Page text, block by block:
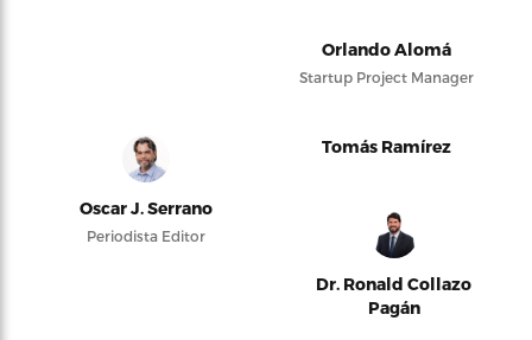
Orlando Alomá
Startup Project Manager
Oscar J. Serrano
Periodista Editor
Tomás Ramírez
Dr. Ronald Collazo
Pagán